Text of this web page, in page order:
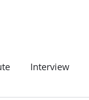
Interview